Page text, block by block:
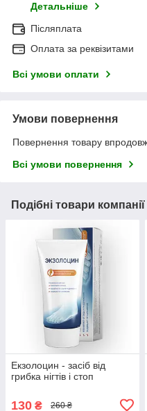
Детальніше
Післяплата
Оплата за реквізитами
Всі умови оплати
Умови повернення
Повернення товару
Всі умови повернення
Подібні товари компанії
Екзолоцин - засіб від
грибка нігтів і стоп
130 ₴ 260 ₴